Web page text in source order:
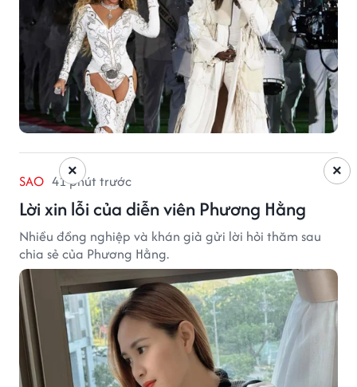
SAO 41 phút trước
Lời xin lỗi của diễn viên Phương Hằng
Nhiều đồng nghiệp và khán giả gửi lời hỏi thăm sau
chia sẻ của Phương Hằng.
×
×